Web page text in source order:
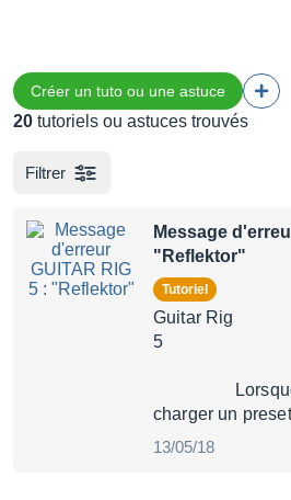
Créer un tuto ou une astuce
20 tutoriels ou astuces trouvés
Filtrer
Message
"Reflektor"
Tutoriel
Guitar Rig
Lorsque
charger un
13/05/18